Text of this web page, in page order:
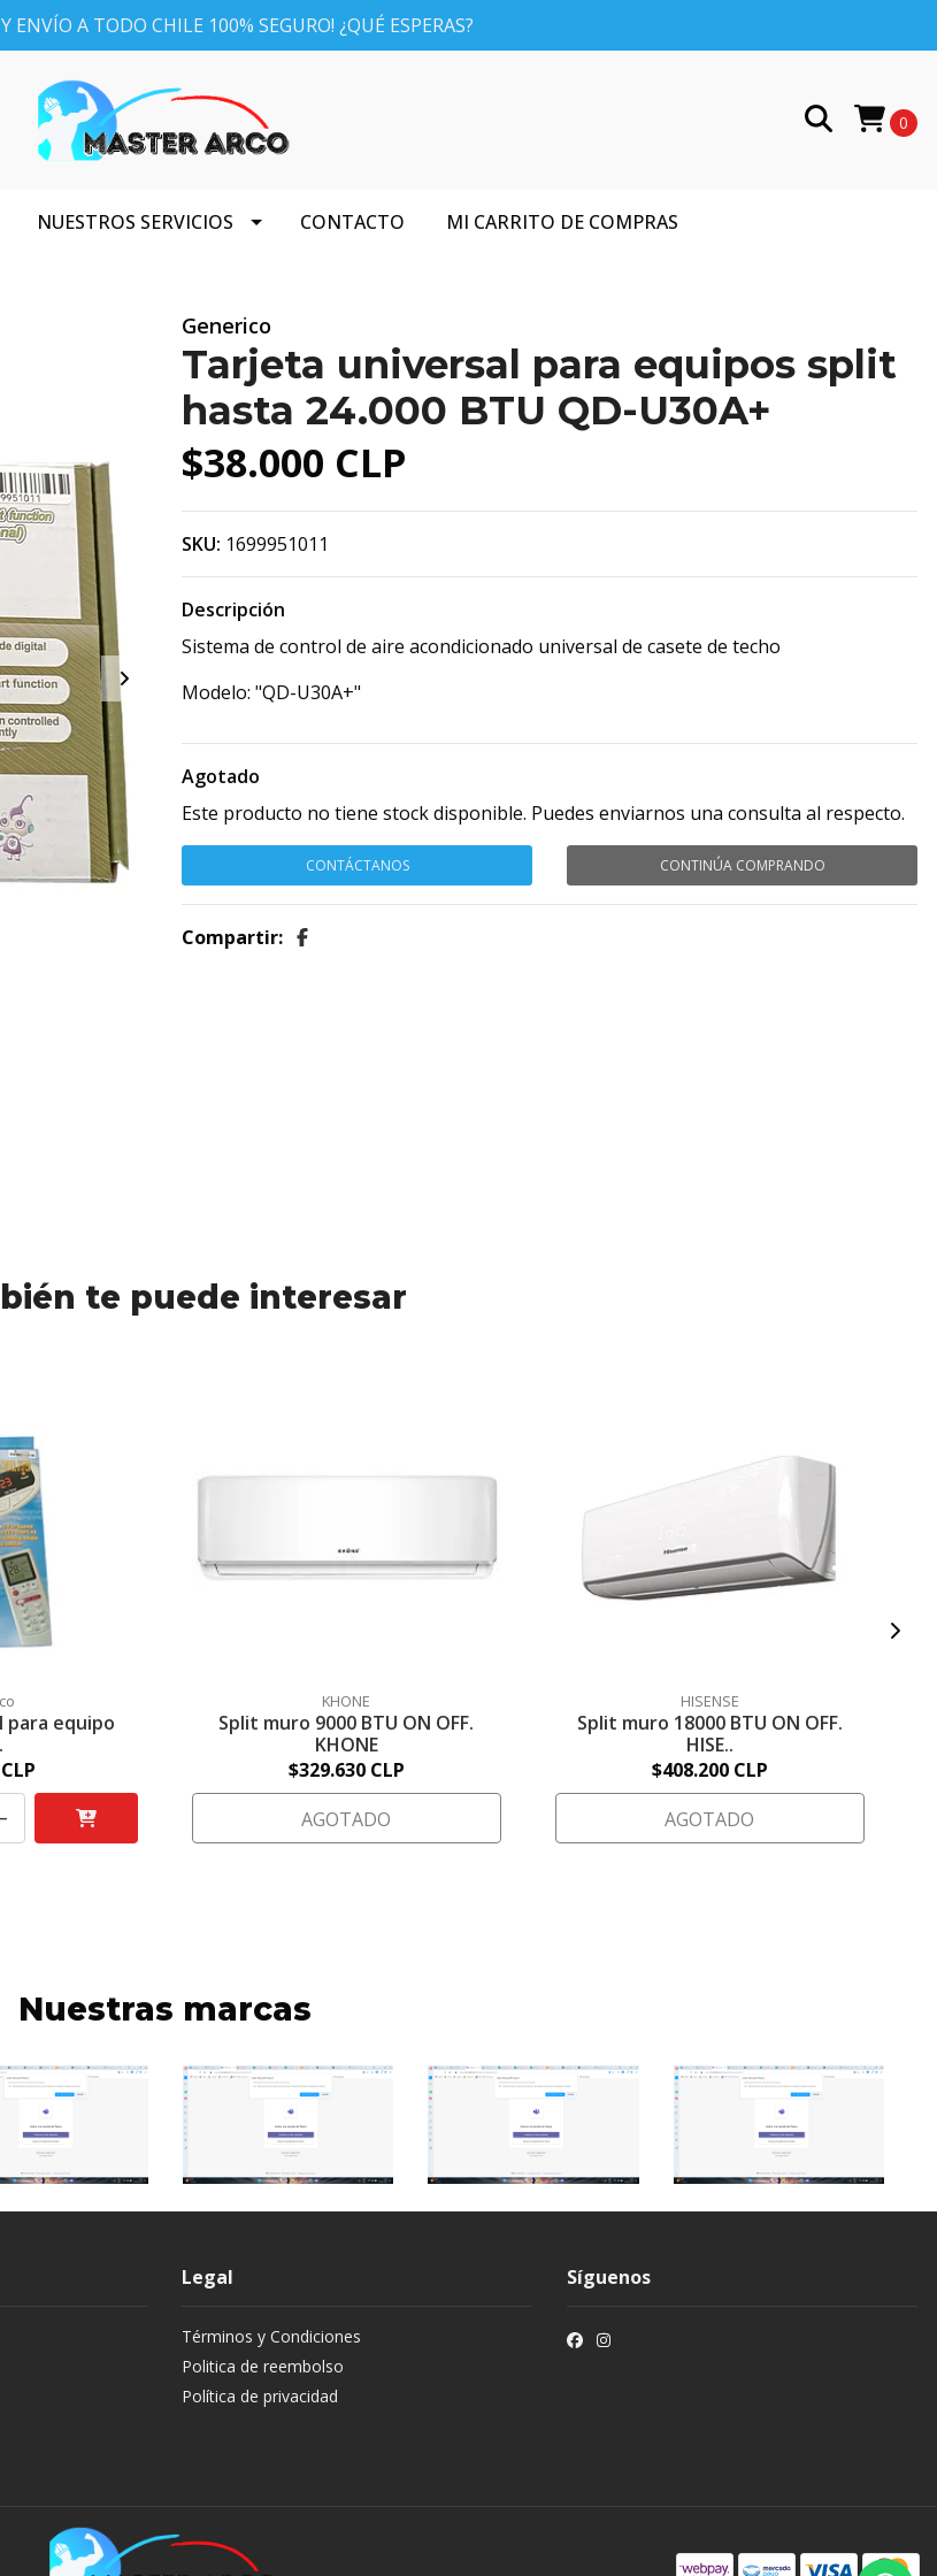
ENVÍO A TODO CHILE 100% SEGURO! ¿QUÉ ESPERAS?
0
NUESTROS SERVICIOS CONTACTO MI CARRITO DE COMPRAS
Generico
Tarjeta universal para equipos split
hasta 24.000 BTU QD-U30A+
$38.000 CLP
SKU: 1699951011
Descripción
Sistema de control de aire acondicionado universal de casete de techo
Modelo: "QD-U30A+"
Agotado
Este producto no tiene stock disponible. Puedes enviarnos una consulta al respecto.
CONTÁCTANOS CONTINÚA COMPRANDO
Compartir:
te puede interesar
equipo
KHONE
Split muro 9000 BTU ON OFF.
KHONE
$329.630 CLP
AGOTADO
HISENSE
Split muro 18000 BTU ON OFF.
HISE..
$408.200 CLP
AGOTADO
Nuestras marcas
Legal
Términos y Condiciones
Politica de reembolso
Política de privacidad
Síguenos